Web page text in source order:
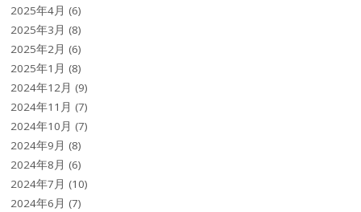
2025年4月 (6)
2025年3月 (8)
2025年2月 (6)
2025年1月 (8)
2024年12月 (9)
2024年11月 (7)
2024年10月 (7)
2024年9月 (8)
2024年8月 (6)
2024年7月 (10)
2024年6月 (7)